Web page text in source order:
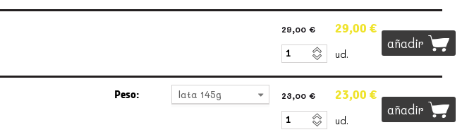
29,00 € 29,00 €
ud.
añadir
Peso: lata 145g 23,00 € 23,00 €
ud.
añadir